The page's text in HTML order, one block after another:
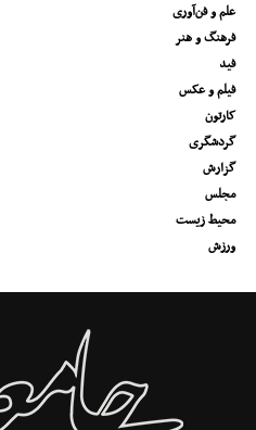
علم و فن‌آوری
فرهنگ و هنر
فید
فیلم و عکس
کارتون
گردشگری
گزارش
مجلس
محیط زیست
ورزش